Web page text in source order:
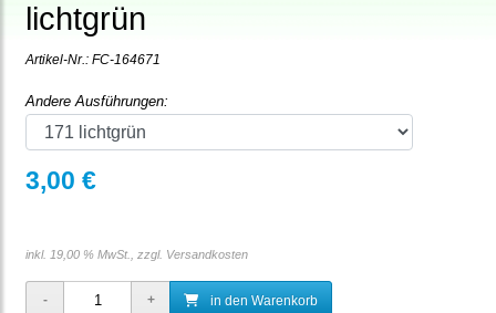
lichtgrün
Artikel-Nr.: FC-164671
Andere Ausführungen:
3,00 €
inkl. 19,00 % MwSt., zzgl. Versandkosten
in den Warenkorb